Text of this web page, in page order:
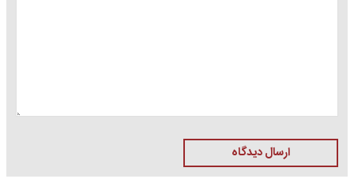
ارسال دیدگاه